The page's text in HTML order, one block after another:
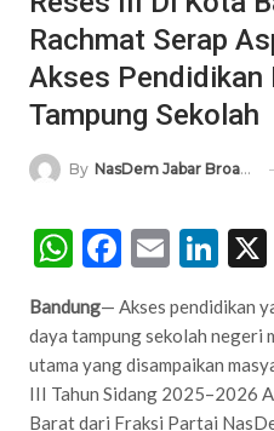
Rachmat Serap
Akses Pendidikan
Tampung Sekolah
By NasDem Jabar Broadcasting Network
WhatsApp
Email
Bandung— Akses pendidikan
daya tampung sekolah negeri
utama yang disampaikan
III Tahun Sidang 2025–2026
Barat dari Fraksi Partai